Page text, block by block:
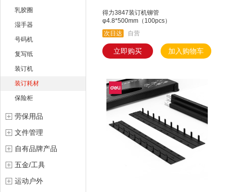
乳胶圈
湿手器
号码机
复写纸
装订机
装订耗材
保险柜
劳保用品
文件管理
自有品牌产品
五金/工具
运动户外
得力3847装订机铆管
φ4.8*500mm（100pcs）
次日达
自营
立即购买 加入购物车